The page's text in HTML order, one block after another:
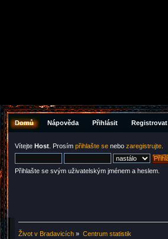
Domů Nápověda Přihlásit Registrovat
Vítejte Host . Prosím přihlašte se nebo zaregistrujte
Přihlašte se svým uživatelským jménem a heslem.
Život v Bradavicích » Centrum statistik